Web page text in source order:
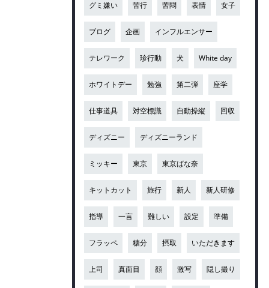
グミ嫌い 苦行 苦悶 表情 女子
ブログ 企画 インフルエンサー
テレワーク 珍行動 犬 White day
ホワイトデー 勉強 第二弾 座学
仕事道具 対空標識 自動操縦 回収
ディズニー ディズニーランド
ミッキー 東京 東京ばな奈
キットカット 旅行 新人 新人研修
指導 一言 難しい 設定 準備
フラッペ 糖分 摂取 いただきます
上司 真面目 顔 激写 隠し撮り